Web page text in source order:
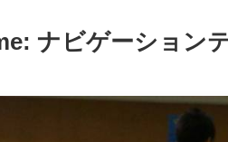
ナビゲーション